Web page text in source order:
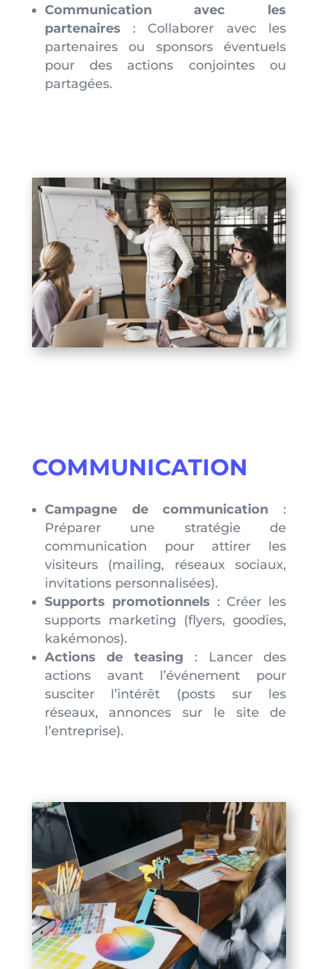
Communication avec les
partenaires : Collaborer avec les
partenaires ou sponsors éventuels
pour des actions conjointes ou
partagées.
COMMUNICATION
Campagne de communication :
Préparer une stratégie de
communication pour attirer les
visiteurs (mailing, réseaux sociaux,
invitations personnalisées).
Supports promotionnels : Créer les
supports marketing (flyers, goodies,
kakémonos).
Actions de teasing : Lancer des
actions avant l’événement pour
susciter l’intérêt (posts sur les
réseaux, annonces sur le site de
l’entreprise).